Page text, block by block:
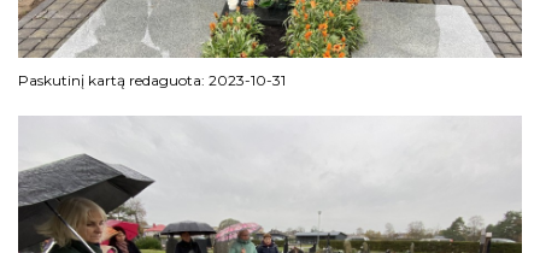
Paskutinį kartą redaguota: 2023-10-31